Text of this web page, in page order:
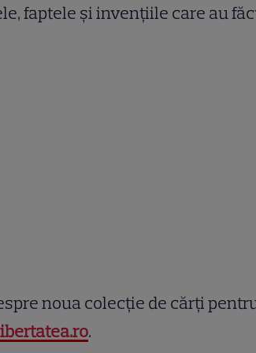
faptele și invențiile care au
noua colecție de cărți
.